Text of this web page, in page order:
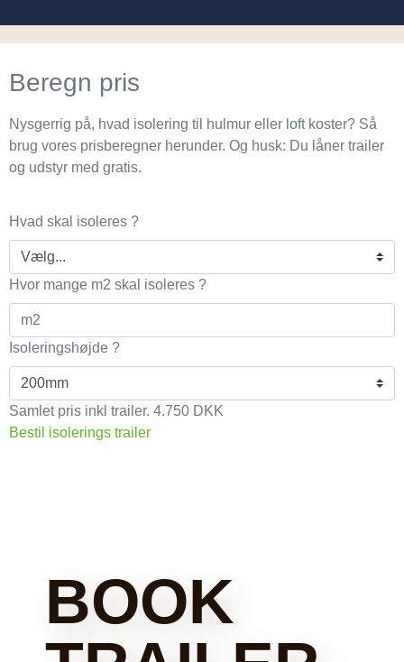
Beregn pris
Nysgerrig på, hvad isolering til hulmur eller loft koster? Så
brug vores prisberegner herunder. Og husk: Du låner trailer
og udstyr med gratis.
Hvad skal isoleres ?
Hvor mange m2 skal isoleres ?
Isoleringshøjde ?
Samlet pris inkl trailer. 4.750 DKK
Bestil isolerings trailer
BOOK